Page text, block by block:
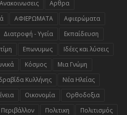
Ανακοινωσεις
Αρθρα
ΑΦΙΕΡΩΜΑΤΑ
Αφιερώματα
Διατροφή - Υγεία
Εκπαίδευση
Επωνυμως
Ιδέες και λύσεις
Κόσμος
Μια Γνώμη
Κυλλήνης
Νέα Ηλείας
Οικονομία
Ορθοδοξια
Περιβάλλον Πολιτικη
Πολιτισμός